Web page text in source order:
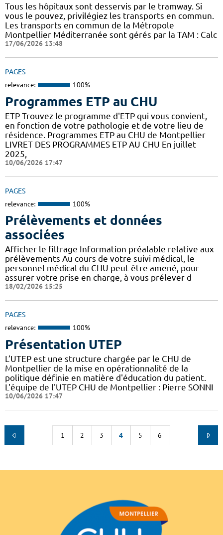
Tous les hôpitaux sont desservis par le tramway. Si
vous le pouvez, privilégiez les transports en commun.
Les transports en commun de la Métropole
Montpellier Méditerranée sont gérés par la TAM : Calc
17/06/2026 13:48
PAGES
relevance: 100%
Programmes ETP au CHU
ETP Trouvez le programme d'ETP qui vous convient,
en fonction de votre pathologie et de votre lieu de
résidence. Programmes ETP au CHU de Montpellier
LIVRET DES PROGRAMMES ETP AU CHU En juillet
2025,
10/06/2026 17:47
PAGES
relevance: 100%
Prélèvements et données
associées
Afficher le filtrage Information préalable relative aux
prélèvements Au cours de votre suivi médical, le
personnel médical du CHU peut être amené, pour
assurer votre prise en charge, à vous prélever d
18/02/2026 15:25
PAGES
relevance: 100%
Présentation UTEP
L’UTEP est une structure chargée par le CHU de
Montpellier de la mise en opérationnalité de la
politique définie en matière d'éducation du patient.
L'équipe de l'UTEP CHU de Montpellier : Pierre SONNI
10/06/2026 17:47
1 2 3 4 5 6